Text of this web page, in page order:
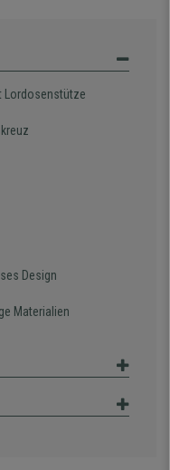
Lordosenstütze
Design
Materialien